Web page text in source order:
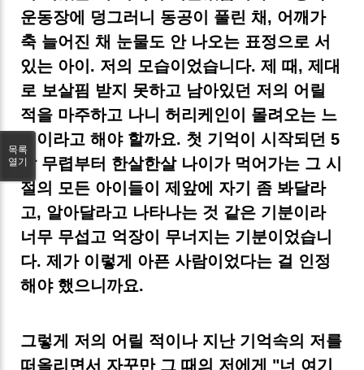
운동장에 덩그러니 동공이 풀린 채, 어깨가
축 늘어진 채 눈물도 안 나오는 표정으로 서
있는 아이. 저의 모습이었습니다. 제 때, 제대
로 보살핌 받지 못하고 남아있던 저의 어릴
적을 마주하고 나니 허리케인이 몰려오는 느
낌이라고 해야 할까요. 첫 기억이 시작되던 5
살 무렵부터 한살한살 나이가 먹어가는 그 시
절의 모든 아이들이 제앞에 자기 좀 봐달라
고, 알아달라고 나타나는 것 같은 기분이라
너무 무섭고 억장이 무너지는 기분이었습니
다. 제가 이렇게 아픈 사람이었다는 걸 인정
해야 했으니까요.
그렇게 저의 어릴 적이나 지난 기억속의 저를
떠올리면서 자꾸만 그 때의 저에게 "너 여기
목록
열기